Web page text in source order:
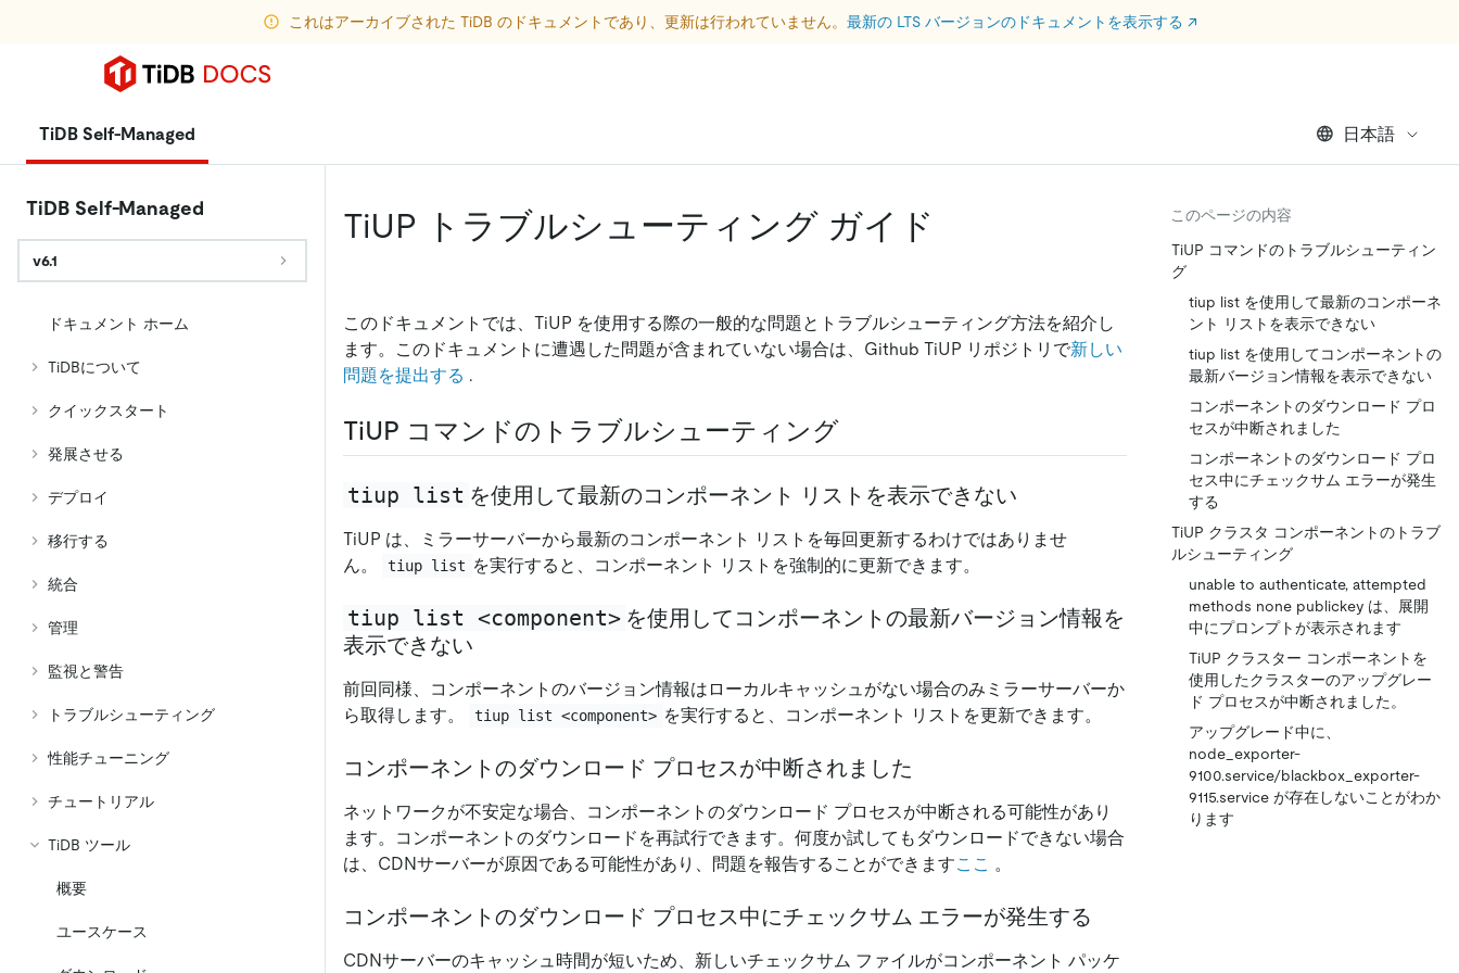
これはアーカイブされた TiDB のドキュメントであり、更新は行われていません。 最新の LTS バージョンのドキュメントを表示する ↗
TiDB Self-Managed 日本語
TiDB Self-Managed
v6.1
ドキュメント ホーム
TiDBについて
クイックスタート
発展させる
デプロイ
移行する
統合
管理
監視と警告
トラブルシューティング
性能チューニング
チュートリアル
TiDB ツール
概要
ユースケース
TiUP トラブルシューティング ガイド
このドキュメントでは、TiUP を使用する際の一般的な問題とトラブルシューティング方法を紹介し
ます。このドキュメントに遭遇した問題が含まれていない場合は、Github TiUP リポジトリで新しい
問題を提出する .
TiUP コマンドのトラブルシューティング
tiup list を使用して最新のコンポーネント リストを表示できない
TiUP は、ミラーサーバーから最新のコンポーネント リストを毎回更新するわけではありませ
ん。
tiup list を実行すると、コンポーネント リストを強制的に更新できます。
tiup list <component> を使用してコンポーネントの最新バージョン情報を
表示できない
前回同様、コンポーネントのバージョン情報はローカルキャッシュがない場合のみミラーサーバーか
ら取得します。
tiup list <component> を実行すると、コンポーネント リストを更新できます。
コンポーネントのダウンロード プロセスが中断されました
ネットワークが不安定な場合、コンポーネントのダウンロード プロセスが中断される可能性があり
ます。コンポーネントのダウンロードを再試行できます。何度か試してもダウンロードできない場合
は、CDNサーバーが原因である可能性があり、問題を報告することができますここ 。
コンポーネントのダウンロード プロセス中にチェックサム エラーが発生する
CDNサーバーのキャッシュ時間が短いため、新しいチェックサム ファイルがコンポーネント パッケ
このページの内容
TiUP コマンドのトラブルシューティン
グ
tiup list を使用して最新のコンポーネ
ント リストを表示できない
tiup list を使用してコンポーネントの
最新バージョン情報を表示できない
コンポーネントのダウンロード プロ
セスが中断されました
コンポーネントのダウンロード プロ
セス中にチェックサム エラーが発生
する
TiUP クラスタ コンポーネントのトラブ
ルシューティング
unable to authenticate, attempted
methods none publickey は、展開
中にプロンプトが表示されます
TiUP クラスター コンポーネントを
使用したクラスターのアップグレー
ド プロセスが中断されました。
アップグレード中に、
node_exporter-
9100.service/blackbox_exporter-
9115.service が存在しないことがわか
ります